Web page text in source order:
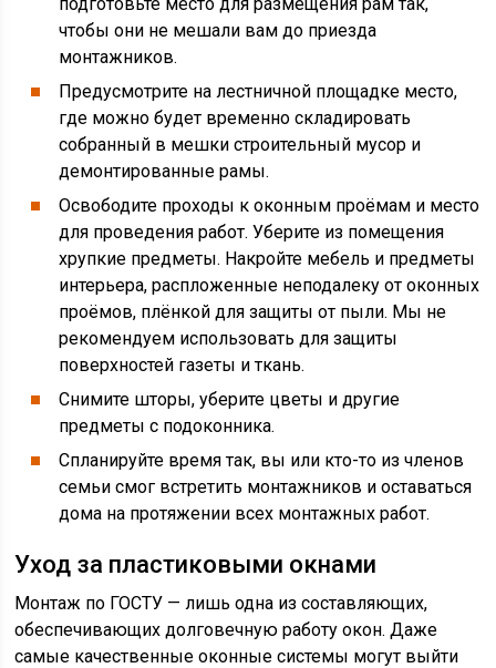
чтобы они не мешали вам до приезда
монтажников.
Предусмотрите на лестничной площадке место,
где можно будет временно складировать
собранный в мешки строительный мусор и
демонтированные рамы.
Освободите проходы к оконным проёмам и место
для проведения работ. Уберите из помещения
хрупкие предметы. Накройте мебель и предметы
интерьера, распложенные неподалеку от оконных
проёмов, плёнкой для защиты от пыли. Мы не
рекомендуем использовать для защиты
поверхностей газеты и ткань.
Снимите шторы, уберите цветы и другие
предметы с подоконника.
Спланируйте время так, вы или кто-то из членов
семьи смог встретить монтажников и оставаться
дома на протяжении всех монтажных работ.
Уход за пластиковыми окнами
Монтаж по ГОСТУ — лишь одна из составляющих,
обеспечивающих долговечную работу окон. Даже
самые качественные оконные системы могут выйти